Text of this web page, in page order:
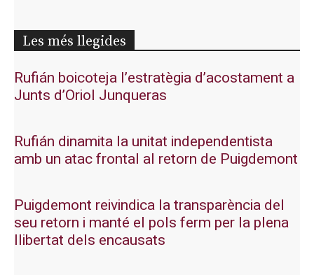
Les més llegides
Rufián boicoteja l’estratègia d’acostament a
Junts d’Oriol Junqueras
Rufián dinamita la unitat independentista
amb un atac frontal al retorn de Puigdemont
Puigdemont reivindica la transparència del
seu retorn i manté el pols ferm per la plena
llibertat dels encausats